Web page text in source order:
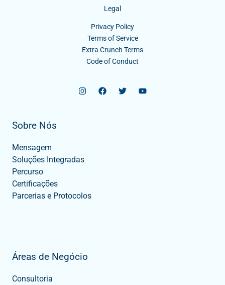
Legal
Privacy Policy
Terms of Service
Extra Crunch Terms
Code of Conduct
Sobre Nós
Mensagem
Soluções Integradas
Percurso
Certificações
Parcerias e Protocolos
Áreas de Negócio
Consultoria